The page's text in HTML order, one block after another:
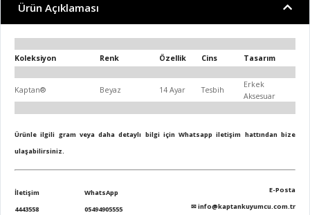
Ürün Açıklaması
Koleksiyon Renk Özellik Cins Tasarım
Kaptan® Beyaz 14 Ayar Tesbih
Erkek
Aksesuar
Ürünle ilgili gram veya daha detaylı bilgi için Whatsapp iletişim hattından bize
ulaşabilirsiniz.
İletişim
4443558
WhatsApp
05494905555
E-Posta
✉info@kaptankuyumcu.com.tr